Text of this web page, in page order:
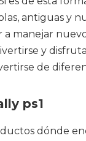
antiguas y
manejar
y
de
ps1
dónde